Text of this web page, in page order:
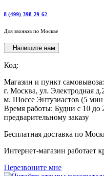
8 (499)-398-29-62
Для звонков по Москве
Напишите нам
Код:
Магазин и пункт самовывоза:
г. Москва, ул. Электродная
м. Шоссе Энтузиастов (5
Время работы: Будни с 10
предварительному заказу
Бесплатная доставка по
Интернет-магазин работает
Перезвоните мне